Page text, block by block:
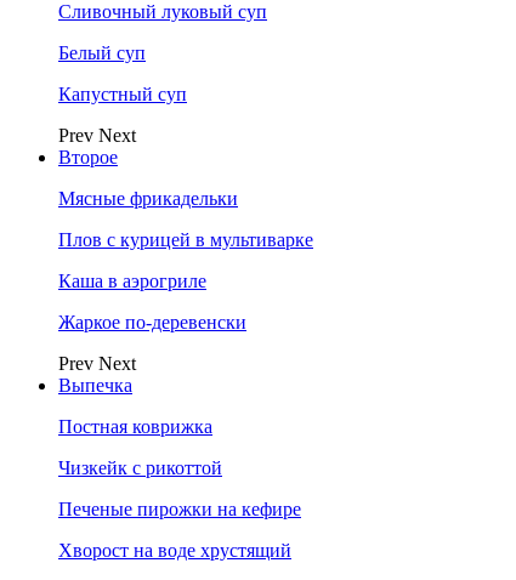
Сливочный луковый суп
Белый суп
Капустный суп
Prev Next
Второе
Мясные фрикадельки
Плов с курицей в мультиварке
Каша в аэрогриле
Жаркое по-деревенски
Prev Next
Выпечка
Постная коврижка
Чизкейк с рикоттой
Печеные пирожки на кефире
Хворост на воде хрустящий